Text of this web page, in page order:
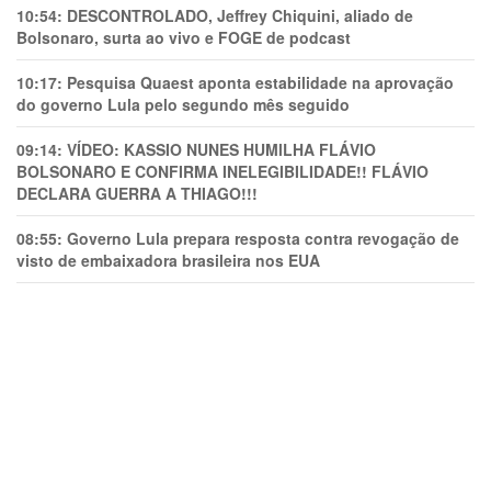
10:54: DESCONTROLADO, Jeffrey Chiquini, aliado de
Bolsonaro, surta ao vivo e FOGE de podcast
10:17: Pesquisa Quaest aponta estabilidade na aprovação
do governo Lula pelo segundo mês seguido
09:14: VÍDEO: KASSIO NUNES HUMlLHA FLÁVIO
BOLSONARO E CONFIRMA INELEGIBILIDADE!! FLÁVIO
DECLARA GUERRA A THIAGO!!!
08:55: Governo Lula prepara resposta contra revogação de
visto de embaixadora brasileira nos EUA